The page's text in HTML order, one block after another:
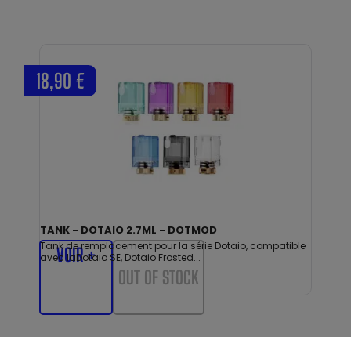
TANK - DOTAIO 2.7ML - DOTMOD
Tank de remplacement pour la série Dotaio, compatible
avec laDotaio SE, Dotaio Frosted...
18,90 €
VOIR +
OUT OF STOCK